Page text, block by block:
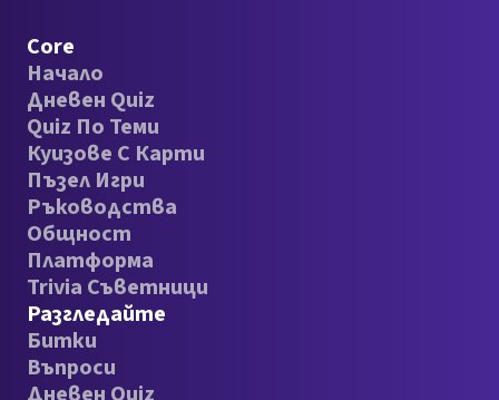
Core
Начало
Дневен Quiz
Quiz По Теми
Куизове С Карти
Пъзел Игри
Ръководства
Общност
Платформа
Trivia Съветници
Разгледайте
Битки
Въпроси